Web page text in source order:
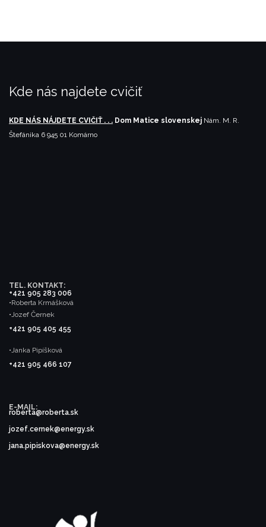
Kde nás najdete cvičiť
KDE NÁS NÁJDETE CVIČIŤ . . . Dom Matice slovenskej Nám. M. R.
Štefánika 6 945 01 Komárno
TEL. KONTAKT:
•Roberta Krmášková
+421 905 283 006
•Jozef Černek
+421 905 405 455
•Janka Pipíšková
+421 905 466 107
E-MAIL:
roberta@roberta.sk
jozef.cernek@energy.sk
jana.pipiskova@energy.sk